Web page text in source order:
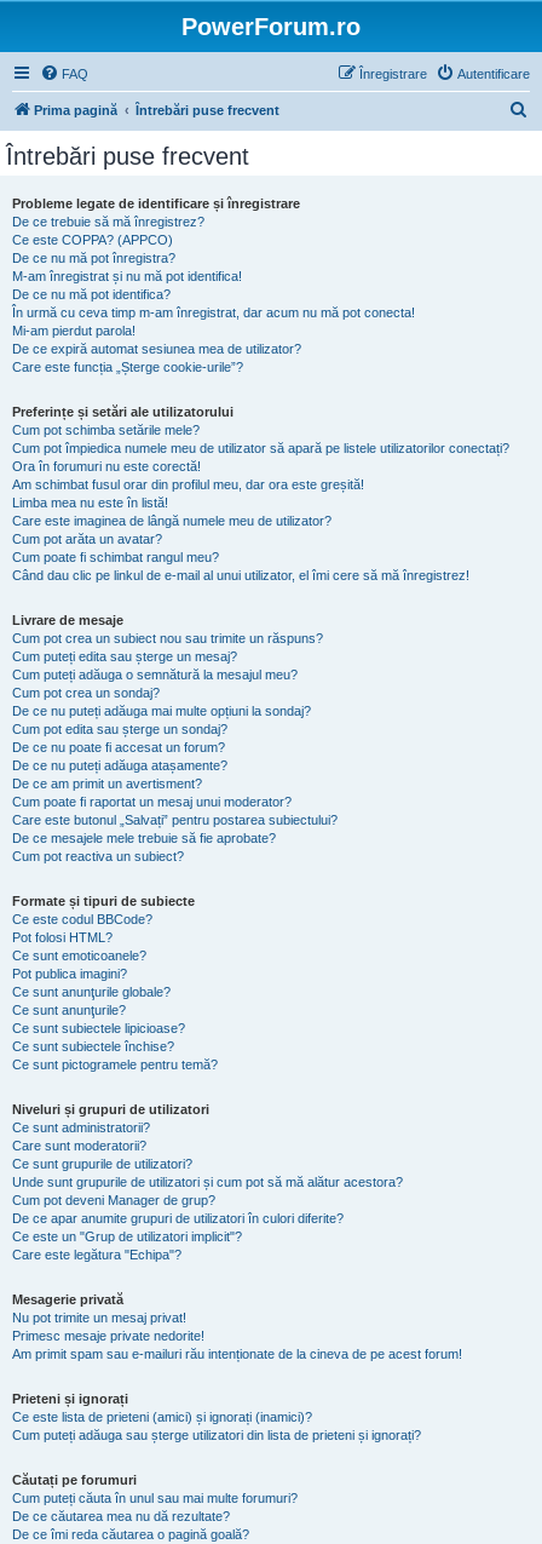
PowerForum.ro
FAQ Autentificare
Înregistrare
Prima pagină Întrebări puse frecvent
Întrebări puse frecvent
Probleme legate de identificare și înregistrare
De ce trebuie să mă înregistrez?
Ce este COPPA? (APPCO)
De ce nu mă pot înregistra?
M-am înregistrat și nu mă pot identifica!
De ce nu mă pot identifica?
În urmă cu ceva timp m-am înregistrat, dar acum nu mă pot conecta!
Mi-am pierdut parola!
De ce expiră automat sesiunea mea de utilizator?
Care este funcția „Șterge cookie-urile”?
Preferințe și setări ale utilizatorului
Cum pot schimba setările mele?
Cum pot împiedica numele meu de utilizator să apară pe listele utilizatorilor conectați?
Ora în forumuri nu este corectă!
Am schimbat fusul orar din profilul meu, dar ora este greșită!
Limba mea nu este în listă!
Care este imaginea de lângă numele meu de utilizator?
Cum pot arăta un avatar?
Cum poate fi schimbat rangul meu?
Când dau clic pe linkul de e-mail al unui utilizator, el îmi cere să mă înregistrez!
Livrare de mesaje
Cum pot crea un subiect nou sau trimite un răspuns?
Cum puteți edita sau șterge un mesaj?
Cum puteți adăuga o semnătură la mesajul meu?
Cum pot crea un sondaj?
De ce nu puteți adăuga mai multe opțiuni la sondaj?
Cum pot edita sau șterge un sondaj?
De ce nu poate fi accesat un forum?
De ce nu puteți adăuga atașamente?
De ce am primit un avertisment?
Cum poate fi raportat un mesaj unui moderator?
Care este butonul „Salvați” pentru postarea subiectului?
De ce mesajele mele trebuie să fie aprobate?
Cum pot reactiva un subiect?
Formate și tipuri de subiecte
Ce este codul BBCode?
Pot folosi HTML?
Ce sunt emoticoanele?
Pot publica imagini?
Ce sunt anunţurile globale?
Ce sunt anunţurile?
Ce sunt subiectele lipicioase?
Ce sunt subiectele închise?
Ce sunt pictogramele pentru temă?
Niveluri și grupuri de utilizatori
Ce sunt administratorii?
Care sunt moderatorii?
Ce sunt grupurile de utilizatori?
Unde sunt grupurile de utilizatori și cum pot să mă alătur acestora?
Cum pot deveni Manager de grup?
De ce apar anumite grupuri de utilizatori în culori diferite?
Ce este un "Grup de utilizatori implicit"?
Care este legătura "Echipa"?
Mesagerie privată
Nu pot trimite un mesaj privat!
Primesc mesaje private nedorite!
Am primit spam sau e-mailuri rău intenționate de la cineva de pe acest forum!
Prieteni și ignorați
Ce este lista de prieteni (amici) și ignorați (inamici)?
Cum puteți adăuga sau șterge utilizatori din lista de prieteni și ignorați?
Căutați pe forumuri
Cum puteți căuta în unul sau mai multe forumuri?
De ce căutarea mea nu dă rezultate?
De ce îmi reda căutarea o pagină goală?